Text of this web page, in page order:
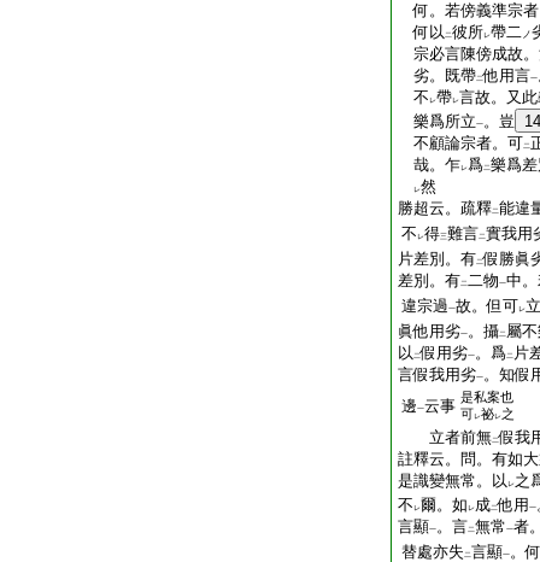
何。若傍義準宗
何以 二彼所レ帶二ノ
宗必言陳傍成故
劣。既帶二他用言一
不 レ帶レ言故。又
樂爲所立一。豈
14
不顧論宗者。可二
哉。乍レ爲二樂爲
レ然
勝超云。疏釋二能違
不 レ得三難言二實我用
片差別。有二假勝眞
差別。有二二物一中
違宗過一故。但可レ立
眞他用劣一。攝二 屬
以 二假用劣一。爲二 片
言假我用劣一。知假
邊一云事 是私案也
可レ祕レ之
立者前無二假我
註釋云。問。有如
是識變無常。以 レ之
不 レ爾。如 レ成二他用 一
言顯一。言二無常一者
替處亦失 二言顯一。